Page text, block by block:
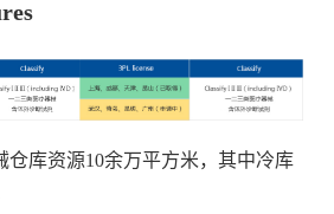
仓库资源10余万平方米，其中冷库